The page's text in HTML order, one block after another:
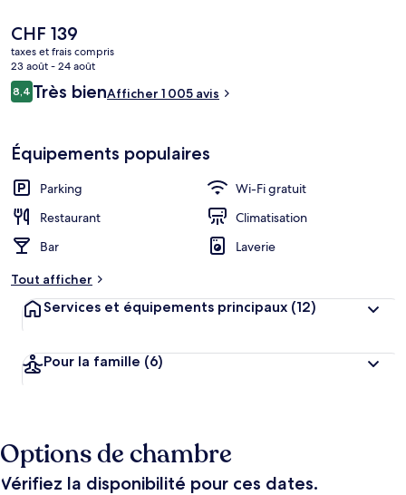
River Thames. Le personnel attentionné et l'emplacement
remportent un franc succès auprès des autres voyageurs. Les
transports publics sont tout proches. Station de métro Fullham
Broadway se situe à seulement 14 min à pied.
Le
prix
actuel
est
de
CHF 139
taxes et frais compris
23 août - 24 août
Avis
voyageurs
8,48,4 sur 10
Très bienAfficher 1 005 avis
Équipements populaires
Parking
Wi-Fi gratuit
Restaurant
Climatisation
Bar
Laverie
Tout afficher
Services et équipements principaux (12)
Pour la famille (6)
Options de chambre
Vérifiez la disponibilité pour ces dates.